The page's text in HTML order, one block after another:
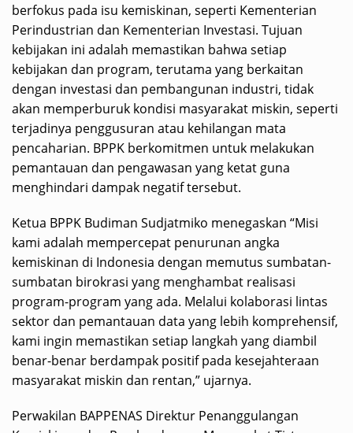
berfokus pada isu kemiskinan, seperti Kementerian
Perindustrian dan Kementerian Investasi. Tujuan
kebijakan ini adalah memastikan bahwa setiap
kebijakan dan program, terutama yang berkaitan
dengan investasi dan pembangunan industri, tidak
akan memperburuk kondisi masyarakat miskin, seperti
terjadinya penggusuran atau kehilangan mata
pencaharian. BPPK berkomitmen untuk melakukan
pemantauan dan pengawasan yang ketat guna
menghindari dampak negatif tersebut.
Ketua BPPK Budiman Sudjatmiko menegaskan “Misi
kami adalah mempercepat penurunan angka
kemiskinan di Indonesia dengan memutus sumbatan-
sumbatan birokrasi yang menghambat realisasi
program-program yang ada. Melalui kolaborasi lintas
sektor dan pemantauan data yang lebih komprehensif,
kami ingin memastikan setiap langkah yang diambil
benar-benar berdampak positif pada kesejahteraan
masyarakat miskin dan rentan,” ujarnya.
Perwakilan BAPPENAS Direktur Penanggulangan